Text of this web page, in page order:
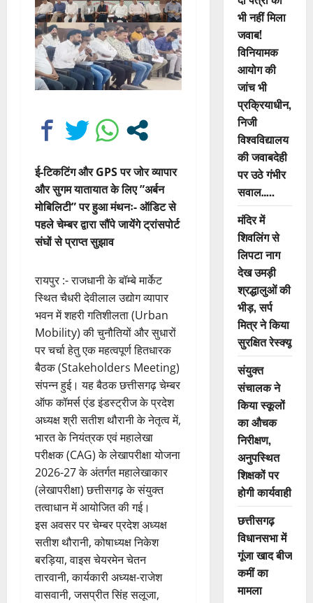
ई-टिकटिंग और GPS पर जोर व्यापार
और सुगम यातायात के लिए ”अर्बन
मोबिलिटी” पर हुआ मंथनः- ऑडिट से
पहले चेम्बर द्वारा सौंपे जायेंगे ट्रांसपोर्ट
संघों से प्राप्त सुझाव
रायपुर :- राजधानी के बॉम्बे मार्केट
स्थित चैधरी देवीलाल उद्योग व्यापार
भवन में शहरी गतिशीलता (Urban
Mobility) की चुनौतियों और सुधारों
पर चर्चा हेतु एक महत्वपूर्ण हितधारक
बैठक (Stakeholders Meeting)
संपन्न हुई। यह बैठक छत्तीसगढ़ चेम्बर
ऑफ कॉमर्स एंड इंडस्ट्रीज के प्रदेश
अध्यक्ष श्री सतीश थौरानी के नेतृत्व में,
भारत के नियंत्रक एवं महालेखा
परीक्षक (CAG) के लेखापरीक्षा योजना
2026-27 के अंतर्गत महालेखाकार
(लेखापरीक्षा) छत्तीसगढ़ के संयुक्त
तत्वाधान में आयोजित की गई।
इस अवसर पर चेम्बर प्रदेश अध्यक्ष
सतीश थौरानी, कोषाध्यक्ष निकेश
बरड़िया, वाइस चेयरमेन चेतन
तारवानी, कार्यकारी अध्यक्ष-राजेश
वासवानी, जसप्रीत सिंह सलूजा,
भी नहीं मिला
जवाब!
विनियामक
आयोग की
जांच भी
प्रक्रियाधीन,
निजी
विश्वविद्यालय
की जवाबदेही
पर उठे गंभीर
सवाल…..
मंदिर में
शिवलिंग से
लिपटा नाग
देख उमड़ी
श्रद्धालुओं की
भीड़, सर्प
मित्र ने किया
सुरक्षित रेस्क्यू
संयुक्त
संचालक ने
किया स्कूलों
का औचक
निरीक्षण,
अनुपस्थित
शिक्षकों पर
होगी कार्यवाही
छत्तीसगढ़
विधानसभा में
गूंजा खाद बीज
कमीं का
मामला